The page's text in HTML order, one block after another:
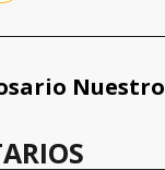
Nuestro